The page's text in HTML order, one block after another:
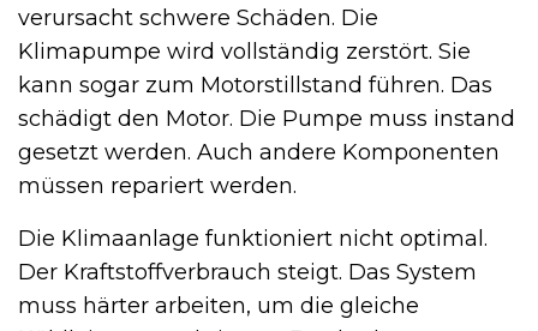
verursacht schwere Schäden. Die
Klimapumpe wird vollständig zerstört. Sie
kann sogar zum Motorstillstand führen. Das
schädigt den Motor. Die Pumpe muss instand
gesetzt werden. Auch andere Komponenten
müssen repariert werden.
Die Klimaanlage funktioniert nicht optimal.
Der Kraftstoffverbrauch steigt. Das System
muss härter arbeiten, um die gleiche